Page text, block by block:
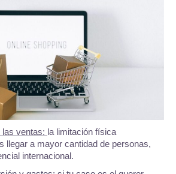
las ventas: la limitación física
llegar a mayor cantidad de personas,
internacional.